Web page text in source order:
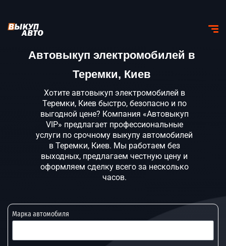
Автовыкуп электромобилей в
Теремки, Киев
Хотите автовыкуп электромобилей в
Теремки, Киев быстро, безопасно и по
выгодной цене? Компания «Автовыкуп
VIP» предлагает профессиональные
услуги по срочному выкупу автомобилей
в Теремки, Киев. Мы работаем без
выходных, предлагаем честную цену и
оформляем сделку всего за несколько
часов.
Марка автомобиля